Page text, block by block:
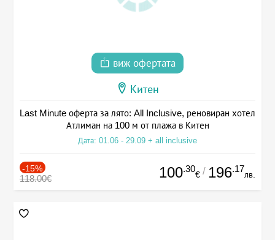
виж офертата
Китен
Last Minute оферта за лято: All Inclusive, реновиран хотел
Атлиман на 100 м от плажа в Китен
Дата: 01.06 - 29.09 + all inclusive
-15%
118.00€ 100.30
€ / 196.17
лв.